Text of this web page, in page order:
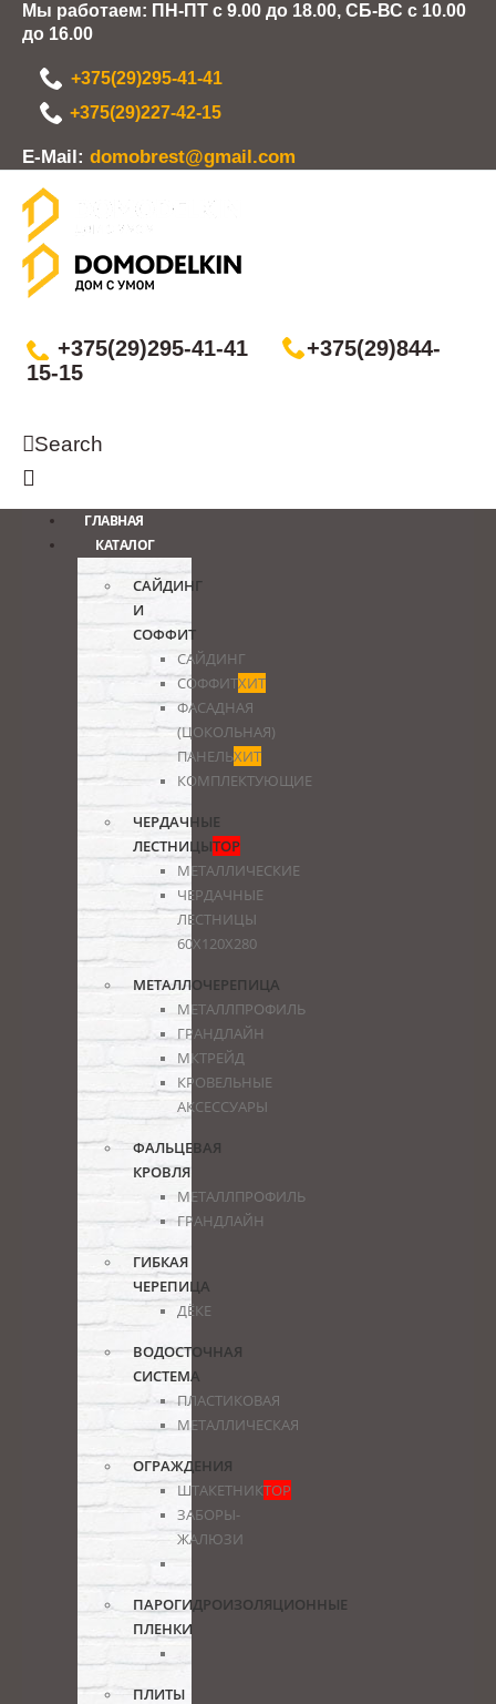
Мы работаем: ПН-ПТ с 9.00 до 18.00, СБ-ВС с 10.00
до 16.00
+375(29)295-41-41
+375(29)227-42-15
Е-Mail: domobrest@gmail.com
+375(29)295-41-41
+375(29)844-
15-15
Search
ГЛАВНАЯ
КАТАЛОГ
САЙДИНГ
И
СОФФИТ
САЙДИНГ
СОФФИТХИТ
ФАСАДНАЯ
(ЦОКОЛЬНАЯ)
ПАНЕЛЬХИТ
КОМПЛЕКТУЮЩИЕ
ЧЕРДАЧНЫЕ
ЛЕСТНИЦЫTOP
МЕТАЛЛИЧЕСКИЕ
ЧЕРДАЧНЫЕ
ЛЕСТНИЦЫ
60Х120Х280
МЕТАЛЛОЧЕРЕПИЦА
МЕТАЛЛПРОФИЛЬ
ГРАНДЛАЙН
МКТРЕЙД
КРОВЕЛЬНЫЕ
АКСЕССУАРЫ
ФАЛЬЦЕВАЯ
КРОВЛЯ
МЕТАЛЛПРОФИЛЬ
ГРАНДЛАЙН
ГИБКАЯ
ЧЕРЕПИЦА
ДЁКЕ
ВОДОСТОЧНАЯ
СИСТЕМА
ПЛАСТИКОВАЯ
МЕТАЛЛИЧЕСКАЯ
ОГРАЖДЕНИЯ
ШТАКЕТНИКTOP
ЗАБОРЫ-
ЖАЛЮЗИ
ПАРОГИДРОИЗОЛЯЦИОННЫЕ
ПЛЕНКИ
ПЛИТЫ